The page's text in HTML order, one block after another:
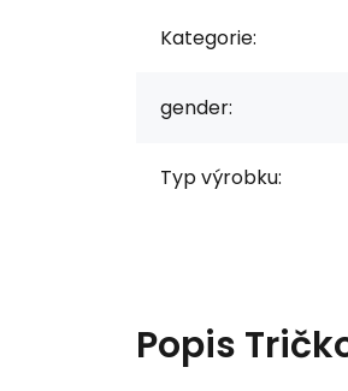
Kategorie:
gender:
Typ výrobku:
Popis